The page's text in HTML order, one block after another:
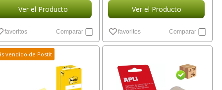
Ver el Producto
favoritos Comparar
Ver el Producto
favoritos Comparar
vendido de Postit
mm,
€
Flat Clinch Premium 30
hojas
desde:13,21 €
pantalla Fellowes Smart
Suites - Arco
desde:24,66 €
Cartucho HP 304 - 302
Negro, original
14,87
Cartucho HP 304XL -
302XL Tricolor alta
37,87